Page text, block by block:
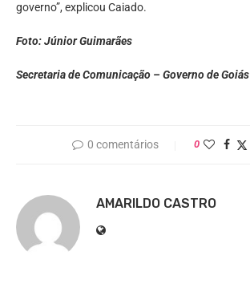
governo”, explicou Caiado.
Foto: Júnior Guimarães
Secretaria de Comunicação – Governo de Goiás
0 comentários 0
AMARILDO CASTRO